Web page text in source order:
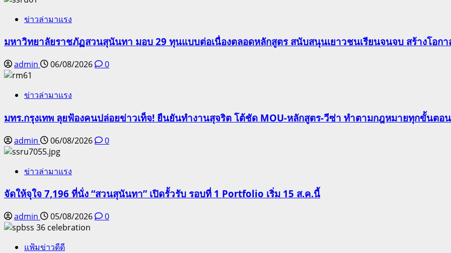
ข่าวล่ามาแรง
มหาวิทยาลัยราชภัฏสวนสุนันทา มอบ 29 ทุนแบบต่อเนื่องตลอดหลักสูตร สนับสนุนเยาวชนเรียนจนจบ สร้างโอกา
admin 06/08/2026 0
ข่าวล่ามาแรง
มทร.กรุงเทพ ลุยฟ้องคนปล่อยข่าวเท็จ! ยืนยันทำงานสุจริต โต้ชัด MOU-หลักสูตร-วีซ่า ทำตามกฎหมายทุกขั้นตอน
admin 06/08/2026 0
ข่าวล่ามาแรง
จัดให้จุใจ 7,196 ที่นั่ง “สวนสุนันทา” เปิดรั้วรับ รอบที่ 1 Portfolio เริ่ม 15 ส.ค.นี้
admin 05/08/2026 0
แฟ้มข่าวดีดี